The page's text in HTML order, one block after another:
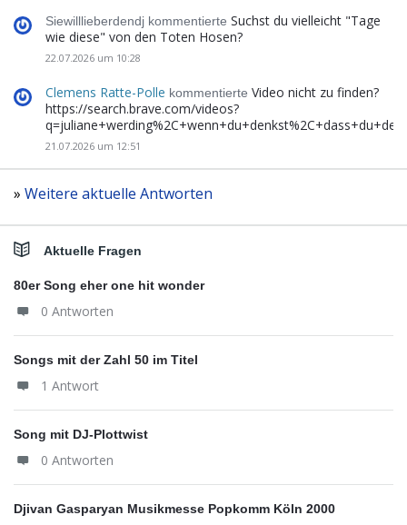
Siewilllieberdendj kommentierte Suchst du vielleicht "Tage
wie diese" von den Toten Hosen?
22.07.2026 um 10:28
Clemens Ratte-Polle kommentierte Video nicht zu finden?
https://search.brave.com/videos?
21.07.2026 um 12:51
» Weitere aktuelle Antworten
Aktuelle Fragen
80er Song eher one hit wonder
0 Antworten
Songs mit der Zahl 50 im Titel
1 Antwort
Song mit DJ-Plottwist
0 Antworten
Djivan Gasparyan Musikmesse Popkomm Köln 2000